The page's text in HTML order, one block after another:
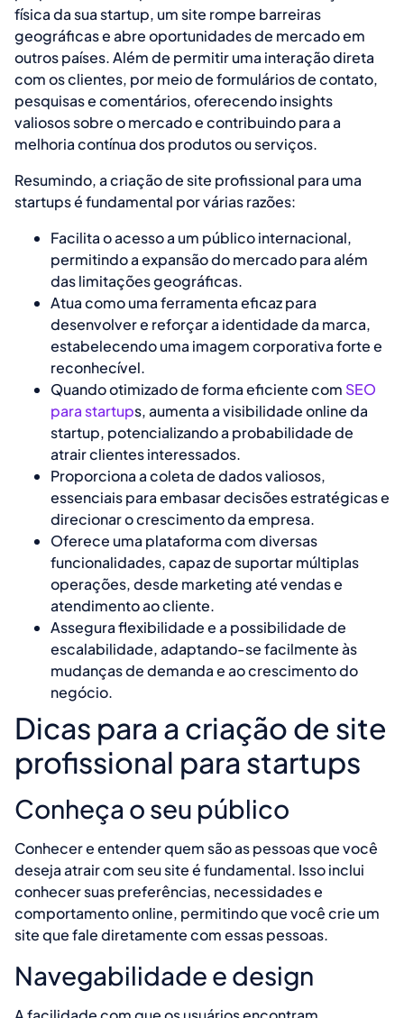
física da sua startup, um site rompe barreiras
geográficas e abre oportunidades de mercado em
outros países. Além de permitir uma interação direta
com os clientes, por meio de formulários de contato,
pesquisas e comentários, oferecendo insights
valiosos sobre o mercado e contribuindo para a
melhoria contínua dos produtos ou serviços.
Resumindo, a criação de site profissional para uma
startups é fundamental por várias razões:
Facilita o acesso a um público internacional,
permitindo a expansão do mercado para além
das limitações geográficas.
Atua como uma ferramenta eficaz para
desenvolver e reforçar a identidade da marca,
estabelecendo uma imagem corporativa forte e
reconhecível.
Quando otimizado de forma eficiente com SEO
para startups, aumenta a visibilidade online da
startup, potencializando a probabilidade de
atrair clientes interessados.
Proporciona a coleta de dados valiosos,
essenciais para embasar decisões estratégicas e
direcionar o crescimento da empresa.
Oferece uma plataforma com diversas
funcionalidades, capaz de suportar múltiplas
operações, desde marketing até vendas e
atendimento ao cliente.
Assegura flexibilidade e a possibilidade de
escalabilidade, adaptando-se facilmente às
mudanças de demanda e ao crescimento do
negócio.
Dicas para a criação de site
profissional para startups
Conheça o seu público
Conhecer e entender quem são as pessoas que você
deseja atrair com seu site é fundamental. Isso inclui
conhecer suas preferências, necessidades e
comportamento online, permitindo que você crie um
site que fale diretamente com essas pessoas.
Navegabilidade e design